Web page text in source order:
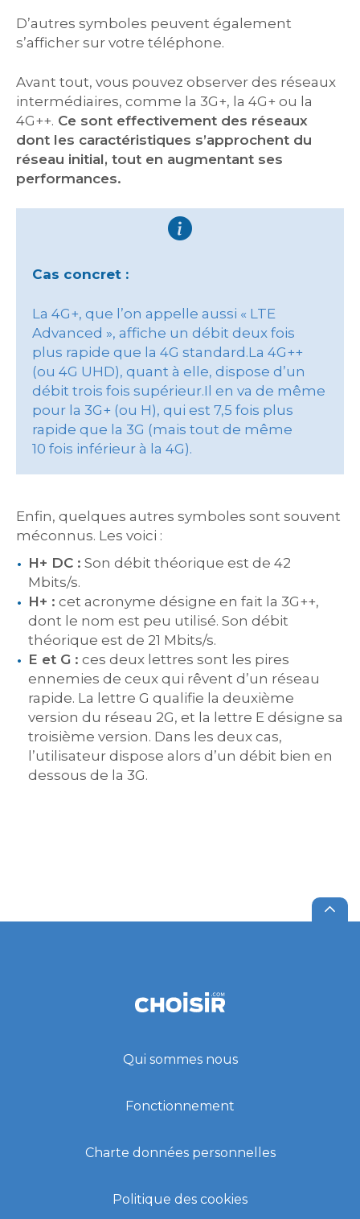
D’autres symboles peuvent également
s’afficher sur votre téléphone.
Avant tout, vous pouvez observer des réseaux
intermédiaires, comme la 3G+, la 4G+ ou la
4G++. Ce sont effectivement des réseaux
dont les caractéristiques s’approchent du
réseau initial, tout en augmentant ses
performances.
Cas concret :
La 4G+, que l’on appelle aussi « LTE
Advanced », affiche un débit deux fois
plus rapide que la 4G standard.La 4G++
(ou 4G UHD), quant à elle, dispose d’un
débit trois fois supérieur.Il en va de même
pour la 3G+ (ou H), qui est 7,5 fois plus
rapide que la 3G (mais tout de même
10 fois inférieur à la 4G).
Enfin, quelques autres symboles sont souvent
méconnus. Les voici :
H+ DC : Son débit théorique est de 42
Mbits/s.
H+ : cet acronyme désigne en fait la 3G++,
dont le nom est peu utilisé. Son débit
théorique est de 21 Mbits/s.
E et G : ces deux lettres sont les pires
ennemies de ceux qui rêvent d’un réseau
rapide. La lettre G qualifie la deuxième
version du réseau 2G, et la lettre E désigne sa
troisième version. Dans les deux cas,
l’utilisateur dispose alors d’un débit bien en
dessous de la 3G.
Qui sommes nous
Fonctionnement
Charte données personnelles
Politique des cookies